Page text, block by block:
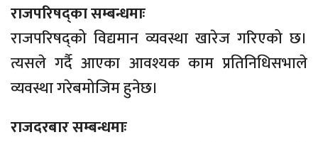
राजपरिषद्का सम्बन्धमाः
राजपरिषद्को विद्यमान व्यवस्था खारेज गरिएको छ।
त्यसले गर्दै आएका आवश्यक काम प्रतिनिधिसभाले
व्यवस्था गरेबमोजिम हुनेछ।
राजदरबार सम्बन्धमाः